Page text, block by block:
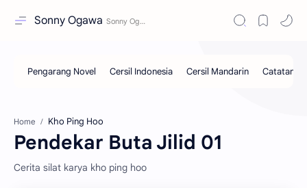
Sonny Ogawa
Home Kho Ping Hoo
Pendekar Buta Jilid 01
Cerita silat karya kho ping hoo